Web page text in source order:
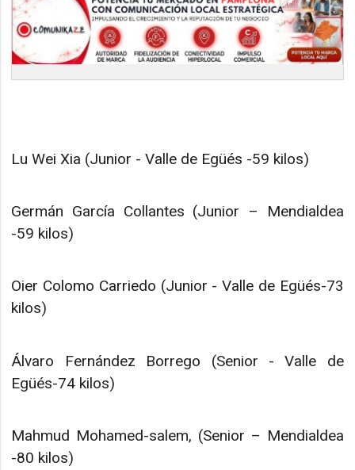
Lu Wei Xia (Junior - Valle de Egüés -59 kilos)
Germán García Collantes (Junior – Mendialdea
-59 kilos)
Oier Colomo Carriedo (Junior - Valle de Egüés-73
kilos)
Álvaro Fernández Borrego (Senior - Valle de
Egüés-74 kilos)
Mahmud Mohamed-salem, (Senior – Mendialdea
-80 kilos)